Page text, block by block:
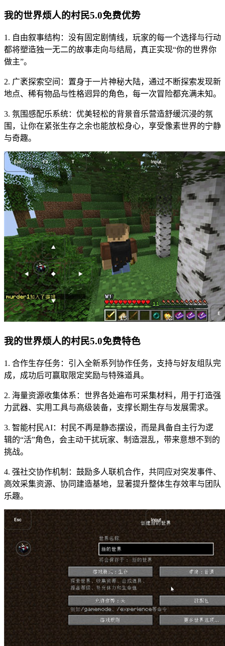
我的世界烦人的村民5.0免费优势
1. 自由叙事结构：没有固定剧情线，玩家的每一个选择与行动
都将塑造独一无二的故事走向与结局，真正实现“你的世界你
做主”。
2. 广袤探索空间：置身于一片神秘大陆，通过不断探索发现新
地点、稀有物品与性格迥异的角色，每一次冒险都充满未知。
3. 氛围感配乐系统：优美轻松的背景音乐营造舒缓沉浸的氛
围，让你在紧张生存之余也能放松身心，享受像素世界的宁静
与奇趣。
我的世界烦人的村民5.0免费特色
1. 合作生存任务：引入全新系列协作任务，支持与好友组队完
成，成功后可赢取限定奖励与特殊道具。
2. 海量资源收集体系：世界各处遍布可采集材料，用于打造强
力武器、实用工具与高级装备，支撑长期生存与发展需求。
3. 智能村民AI：村民不再是静态摆设，而是具备自主行为逻
辑的“活”角色，会主动干扰玩家、制造混乱，带来意想不到的
挑战。
4. 强社交协作机制：鼓励多人联机合作，共同应对突发事件、
高效采集资源、协同建造基地，显著提升整体生存效率与团队
乐趣。